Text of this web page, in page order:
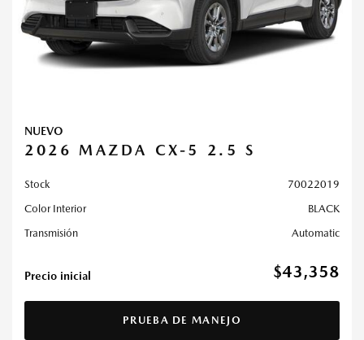
NUEVO
2026 MAZDA CX-5 2.5 S
Stock
70022019
Color Interior
BLACK
Transmisión
Automatic
Precio inicial $43,358
PRUEBA DE MANEJO